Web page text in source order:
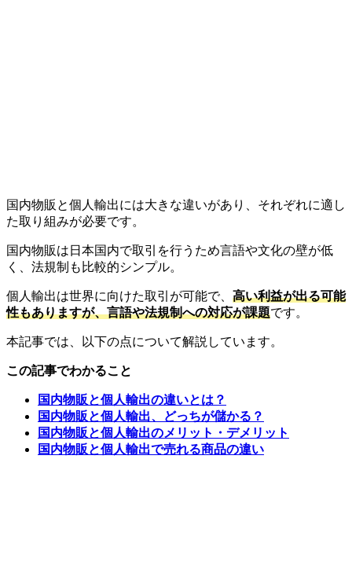
国内物販と個人輸出には大きな違いがあり、それぞれに適し
た取り組みが必要です。
国内物販は日本国内で取引を行うため言語や文化の壁が低
く、法規制も比較的シンプル。
個人輸出は世界に向けた取引が可能で、 高い利益が出る可能
性もありますが、言語や法規制への対応が課題です。
本記事では、以下の点について解説しています。
この記事でわかること
国内物販と個人輸出の違いとは？
国内物販と個人輸出、どっちが儲かる？
国内物販と個人輸出のメリット・デメリット
国内物販と個人輸出で売れる商品の違い